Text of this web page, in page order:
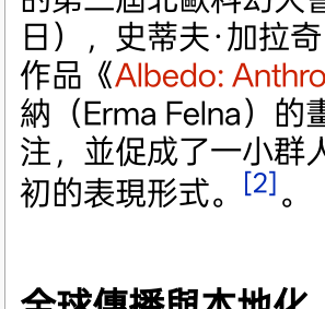
日），史蒂夫·加拉
作品《Albedo:
納（Erma Felna）的
注，並促成了一小群
初的表現形式。
[2] 。